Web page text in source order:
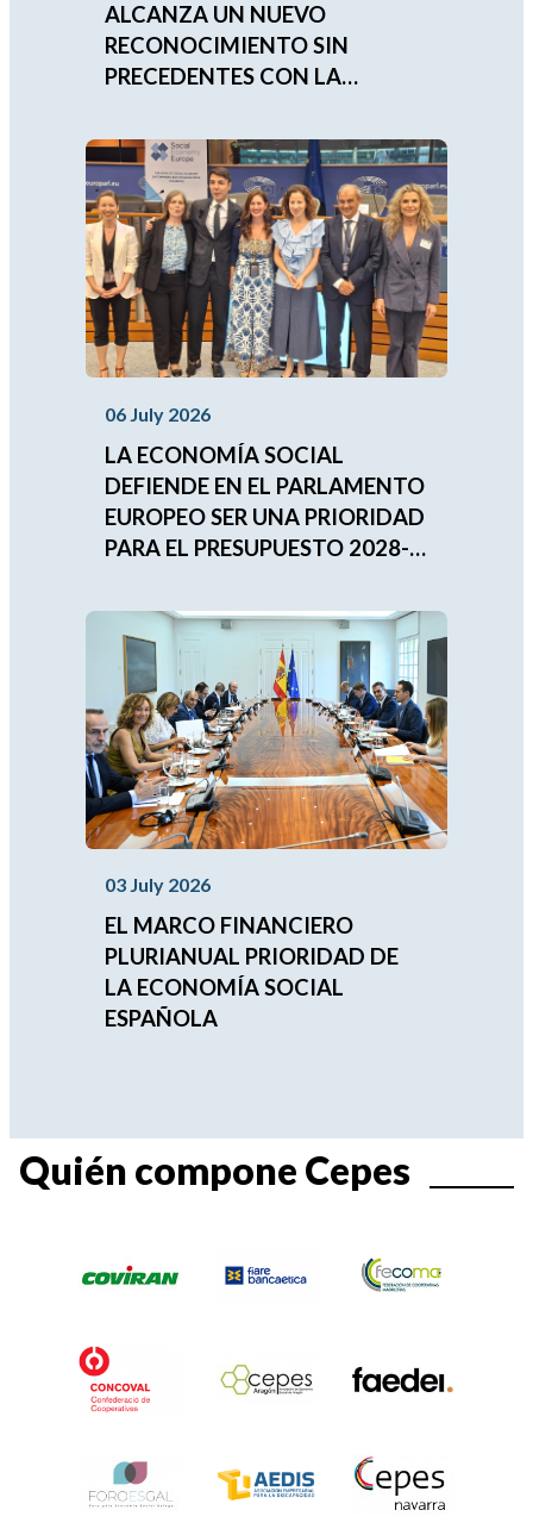
ALCANZA UN NUEVO
RECONOCIMIENTO SIN
PRECEDENTES CON LA
COMPROMISO
IBEROAMERICANO 2026-2030
06 July 2026
LA ECONOMÍA SOCIAL
DEFIENDE EN EL PARLAMENTO
EUROPEO SER UNA PRIORIDAD
PARA EL PRESUPUESTO 2028-
03 July 2026
EL MARCO FINANCIERO
PLURIANUAL PRIORIDAD DE
LA ECONOMÍA SOCIAL
ESPAÑOLA
Quién compone Cepes